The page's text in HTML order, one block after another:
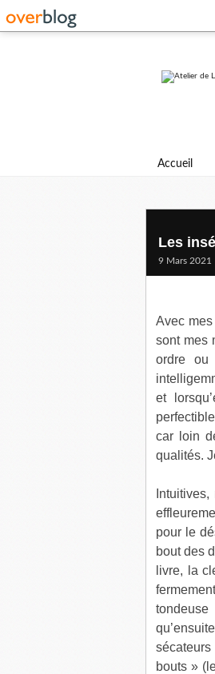
Accueil
Les
9 Mars 2021
Avec
sont mes
ordre ou
et
car loin
qualités.
pour le
bout des
livre, la
bouts »